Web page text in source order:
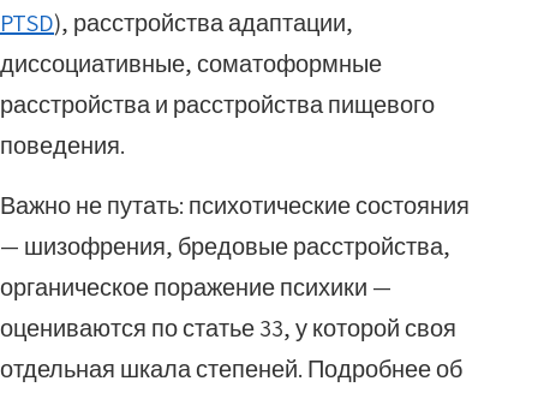
PTSD), расстройства адаптации,
диссоциативные, соматоформные
расстройства и расстройства пищевого
поведения.
Важно не путать: психотические состояния
— шизофрения, бредовые расстройства,
органическое поражение психики —
оцениваются по статье 33, у которой своя
отдельная шкала степеней. Подробнее об